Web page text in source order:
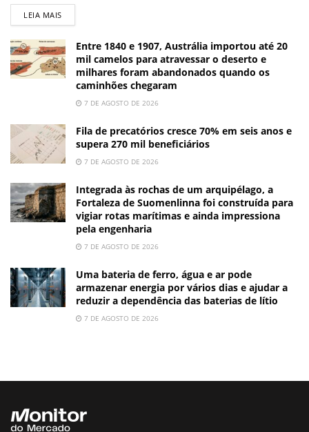
LEIA MAIS
Entre 1840 e 1907, Austrália importou até 20
mil camelos para atravessar o deserto e
milhares foram abandonados quando os
caminhões chegaram
7 DE AGOSTO DE 2026
Fila de precatórios cresce 70% em seis anos e
supera 270 mil beneficiários
7 DE AGOSTO DE 2026
Integrada às rochas de um arquipélago, a
Fortaleza de Suomenlinna foi construída para
vigiar rotas marítimas e ainda impressiona
pela engenharia
7 DE AGOSTO DE 2026
Uma bateria de ferro, água e ar pode
armazenar energia por vários dias e ajudar a
reduzir a dependência das baterias de lítio
7 DE AGOSTO DE 2026